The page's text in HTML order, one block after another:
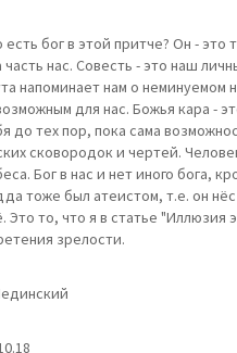
есть бог в этой притче? Он - это
часть нас. Совесть - это наш
напоминает нам о неминуемом
для нас. Божья кара -
до тех пор, пока сама
сковородок и чертей.
Бог в нас и нет иного бога,
тоже был атеистом, т.е. он
Это то, что я в статье "Иллюзия
зрелости.